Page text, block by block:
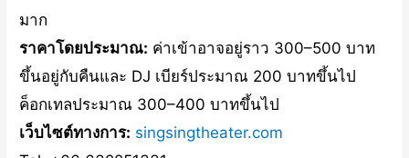
มาก
ราคาโดยประมาณ: ค่าเข้าอาจอยู่ราว 300–500 บาท
ขึ้นอยู่กับคืนและ DJ เบียร์ประมาณ 200 บาทขึ้นไป
ค็อกเทลประมาณ 300–400 บาทขึ้นไป
เว็บไซต์ทางการ: singsingtheater.com